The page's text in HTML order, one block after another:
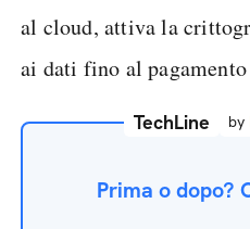
al cloud, attiva la
ai dati fino al
TechLine by
Prima o dopo?